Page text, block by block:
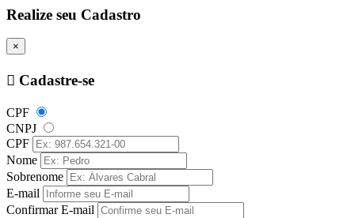
Realize seu Cadastro
×
Cadastre-se
CPF
CNPJ
CPF
Nome
Sobrenome
E-mail
Confirmar E-mail